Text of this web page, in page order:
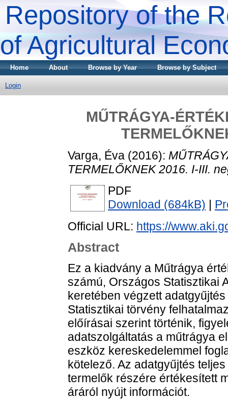
Repository of the
of Agricultural
Home About Browse by Year Browse by Subject
Login
MŰTRÁGYA-
Varga, Éva (2016):
TERMELŐKNEK 2016. I-III.
PDF
Download (684kB)
Official URL: https://
Abstract
Ez a kiadvány a Műtrágya
számú, Országos Statisztikai
keretében végzett
Statisztikai törvény
előírásai szerint történik,
adatszolgáltatás a műtrágya
eszköz kereskedelemmel
kötelező. Az adatgyűjtés
termelők részére értékesített
áráról nyújt információt.